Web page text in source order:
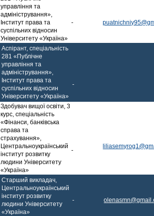
управління та
адміністрування»,
Інститут права та
суспільних відносин
Університету «Україна»
-
Аспірант, спеціальність
281 «Публічне
управління та
адміністрування»,
Інститут права та
суспільних відносин
Університету «Україна»
-
Здобувач вищої освіти, 3
курс, спеціальність
«Фінанси, банківська
справа та
страхування»,
Центральноукраїнський
інститут розвитку
людини Університету
«Україна»
-
Старший викладач,
Центральноукраїнський
інститут розвитку
людини Університету
«Україна»
-